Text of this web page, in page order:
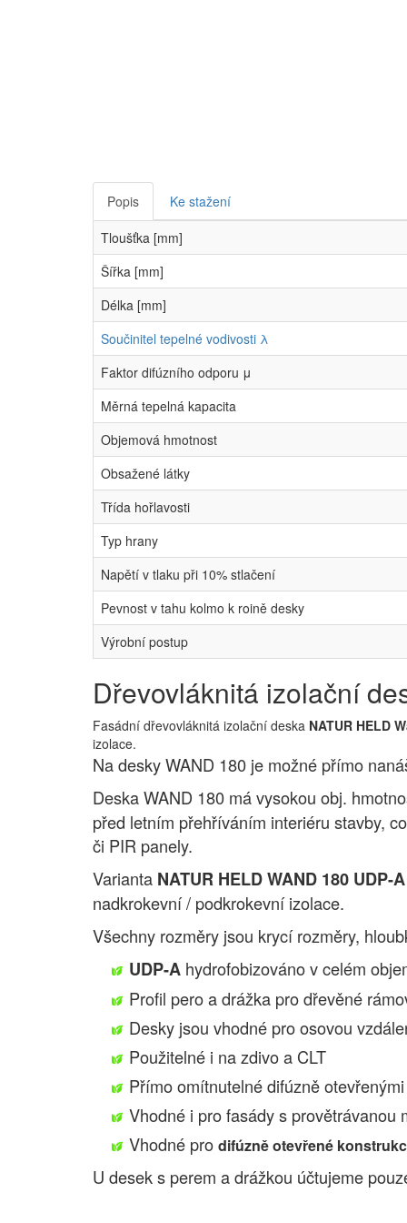
Popis
Ke stažení
Tloušťka [mm]
Šířka [mm]
Délka [mm]
Součinitel tepelné vodivosti λ
Faktor difúzního odporu μ
Měrná tepelná kapacita
Objemová hmotnost
Obsažené látky
Třída hořlavosti
Typ hrany
Napětí v tlaku při 10% stlačení
Pevnost v tahu kolmo k roině desky
Výrobní postup
Dřevovláknitá izolační
Fasádní dřevovláknitá izolační deska NATUR HELD
izolace.
Na desky WAND 180 je možné přímo
Deska WAND 180 má vysokou obj.
před letním přehříváním interiéru stavby,
či PIR panely.
Varianta NATUR HELD WAND 180 UDP-A
nadkrokevní / podkrokevní izolace.
Všechny rozměry jsou krycí rozměry,
UDP-A hydrofobizováno v celém
Profil pero a drážka pro dřevěné
Desky jsou vhodné pro osovou
Použitelné i na zdivo a CLT
Přímo omítnutelné difúzně
Vhodné i pro fasády s provětrávanou
Vhodné pro difúzně otevřené
U desek s perem a drážkou účtujeme